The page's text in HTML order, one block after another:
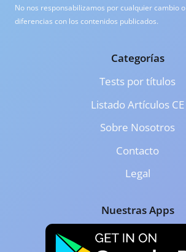
No nos responsabilizamos por cualquier cambio o
diferencias con los contenidos publicados.
Categorías
Tests por títulos
Listado Artículos CE
Sobre Nosotros
Contacto
Legal
Nuestras Apps